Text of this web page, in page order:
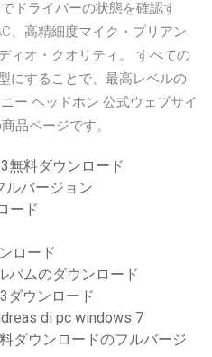
ドライバーの状態を確認す
、高精細度マイク・プリアン
ィオ・クオリティ。 すべての
にすることで、最高レベルの
ー ヘッドホン 公式ウェブサイ
品ページです。
無料ダウンロード
ルバージョン
ード
ロード
バムのダウンロード
ダウンロード
di pc windows 7
ダウンロードのフルバージ